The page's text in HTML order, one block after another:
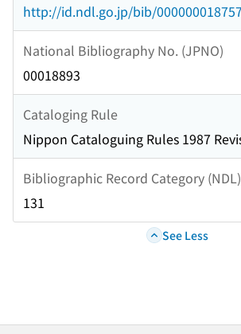
http://id.ndl.go.jp/bib/000000018757
National Bibliography No. (JPNO)
00018893
Cataloging Rule
Nippon Cataloguing Rules 1987
Bibliographic Record Category (NDL)
131
See Less